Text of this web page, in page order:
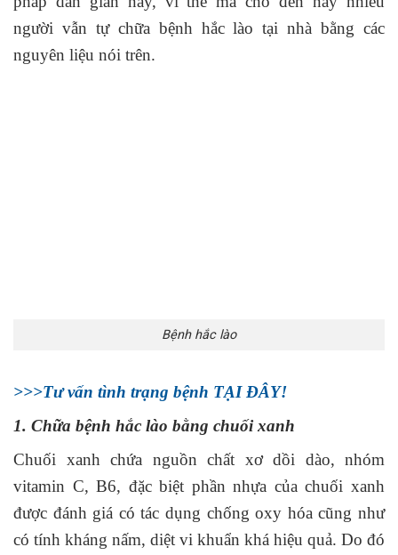
người vẫn tự chữa bệnh hắc lào tại nhà bằng các
nguyên liệu nói trên.
Bệnh hắc lào
>>>Tư vấn tình trạng bệnh TẠI ĐÂY!
1. Chữa bệnh hắc lào bằng chuối xanh
Chuối xanh chứa nguồn chất xơ dồi dào, nhóm
vitamin C, B6, đặc biệt phần nhựa của chuối xanh
được đánh giá có tác dụng chống oxy hóa cũng như
có tính kháng nấm, diệt vi khuẩn khá hiệu quả. Do đó